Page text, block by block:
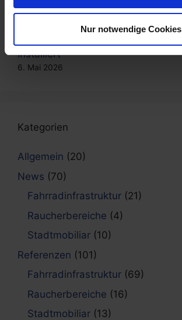
Nur notwendige Cookies
Team
installiert
6. Mai 2026
Kategorien
Allgemein (20)
News (70)
Fahrradinfrastruktur (21)
Raucherbereiche (4)
Stadtmobiliar (10)
Referenzen (101)
Fahrradinfrastruktur (69)
Raucherbereiche (16)
Stadtmobiliar (13)